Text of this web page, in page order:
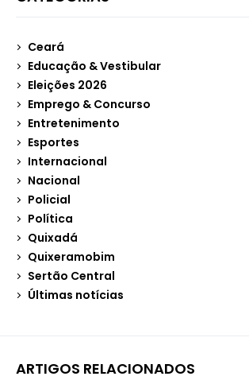
Ceará
Educação & Vestibular
Eleições 2026
Emprego & Concurso
Entretenimento
Esportes
Internacional
Nacional
Policial
Política
Quixadá
Quixeramobim
Sertão Central
Últimas notícias
ARTIGOS RELACIONADOS